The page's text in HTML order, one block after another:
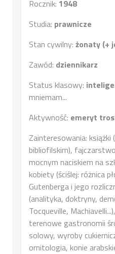
Rocznik: 1948
Studia: prawnicze
Stan cywilny: żonaty (+
Zawód: dziennikarz
Status klasowy:
mniemam...
Aktywność: emeryt
Zainteresowania: książki
bibliofilskim),
mocnym naciskiem na
kobiety (ściślej: różnica
Gutenberga i jego
(analityka, doktryny,
Tocqueville,
terenowe gastronomii
solowy, wyroby
ornitologia, konie